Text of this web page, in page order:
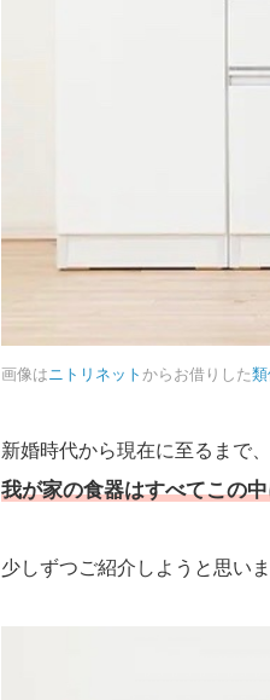
画像は ニトリネット からお借りした
新婚時代から現在に至るまで、
我が家の食器はすべてこの
少しずつご紹介しようと思い